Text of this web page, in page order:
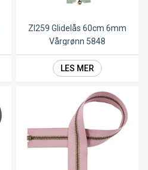
ZI259 Glidelås 60cm 6mm
Vårgrønn 5848
LES MER